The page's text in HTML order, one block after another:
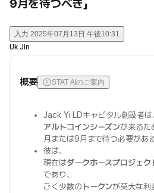
9月を待つべき」
入力 2025年07月13日 午後10:31
Uk Jin
概要 STAT AIのご案内
Jack Yi LDキャピタル創設者は
アルトコインシーズンが来るた
月または9月まで待つ必要があ
彼は、
現在はダークホースプロジェク
であり、
ごく少数の トークンが莫大な利